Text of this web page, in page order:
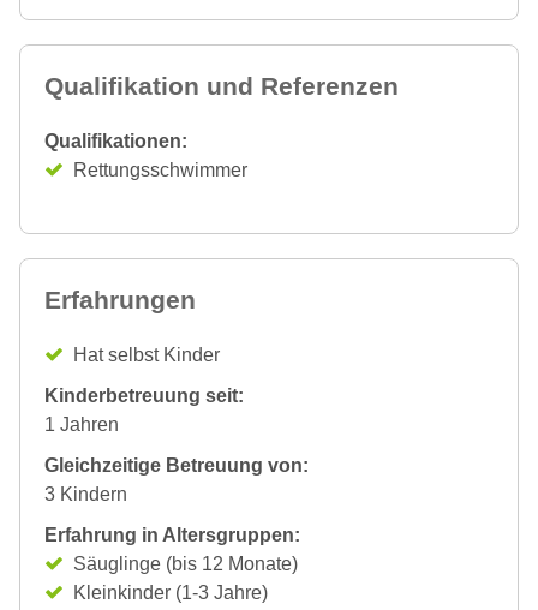
Qualifikation und Referenzen
Qualifikationen:
Rettungsschwimmer
Erfahrungen
Hat selbst Kinder
Kinderbetreuung seit:
1 Jahren
Gleichzeitige Betreuung von:
3 Kindern
Erfahrung in Altersgruppen:
Säuglinge (bis 12 Monate)
Kleinkinder (1-3 Jahre)